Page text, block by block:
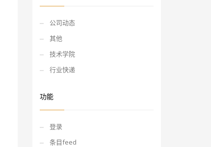
公司动态
其他
技术学院
行业快递
功能
登录
条目feed